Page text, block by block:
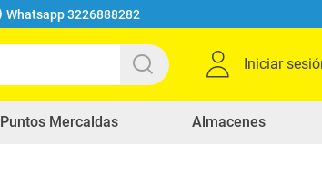
Whatsapp 3226888282
Iniciar
Puntos Mercaldas Almacenes